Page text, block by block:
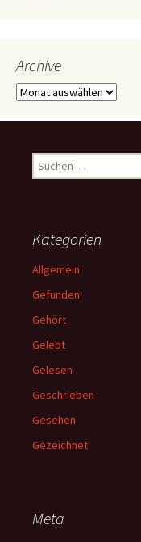
Archive
Archive
Suchen
nach:
Kategorien
Allgemein
Gefunden
Gehört
Gelebt
Gelesen
Geschrieben
Gesehen
Gezeichnet
Meta